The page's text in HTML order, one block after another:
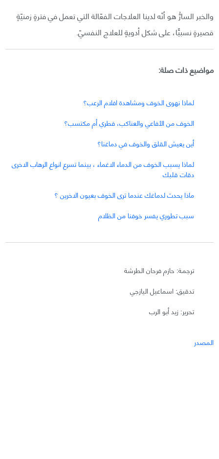
والخبر السارُّ هو أنّه لدينا العلاجات الفعّالة التي تعمل في فترةٍ زمنيّةٍ
قصيرةٍ نسبيًّا، على شكل أدويةٍ للعلاج النفسيّ.
مواضيع ذات صلة:
لماذا نهوى الخوف ومشاهدة افلام الرعب؟
الخوف من الأفاعي والعناكب، فطري أم مكتسب؟
أين يعيش القلق والخوف في دماغنا؟
لماذا يسبب الخوف من الدماء الاغماء ، بينما تسرع انواع الرهاب الاخرى
دقات قلبك
ماذا يحدث لدماغك عندما ترى الخوف بعيون الاخرين ؟
سبب تطوري يفسر خوفنا من الظلام
ترجمة: حازم فرحان الطرشة
تدقيق: اسماعيل اليازجي
تحرير: زيد أبو الرب
المصدر